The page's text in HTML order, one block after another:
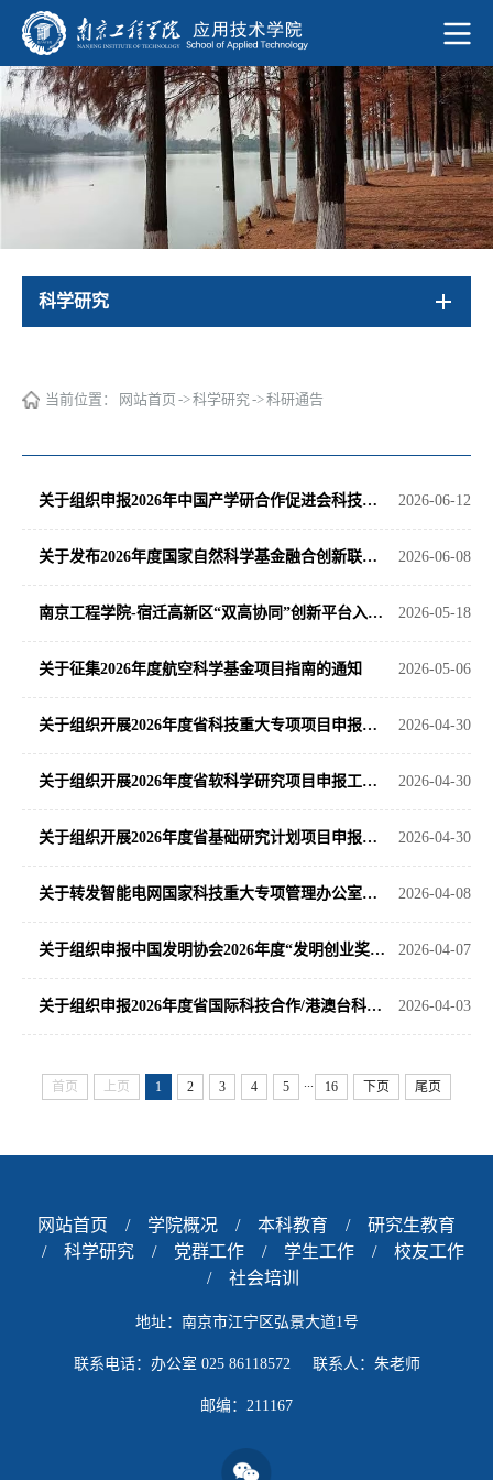
科学研究
当前位置： 网站首页 ->科学研究 ->科研通告
2026-06-12
关于组织申报2026年中国产学研合作促进会科技创新奖的通知
2026-06-08
关于发布2026年度国家自然科学基金融合创新联合基金项目指南的通告
2026-05-18
南京工程学院-宿迁高新区“双高协同”创新平台入驻团队及项目征集通知
2026-05-06
关于征集2026年度航空科学基金项目指南的通知
2026-04-30
关于组织开展2026年度省科技重大专项项目申报工作的通知
2026-04-30
关于组织开展2026年度省软科学研究项目申报工作的通知
2026-04-30
关于组织开展2026年度省基础研究计划项目申报工作的通知
2026-04-08
关于转发智能电网国家科技重大专项管理办公室征集2027年度重大研发攻关需求建议的通知
2026-04-07
关于组织申报中国发明协会2026年度“发明创业奖”的通知
2026-04-03
关于组织申报2026年度省国际科技合作/港澳台科技合作计划项目的通知
首页 上页 1 2 3 4 5 ... 16 下页 尾页
网站首页 / 学院概况 / 本科教育 /
研究生教育
/
科学研究 / 党群工作 / 学生工作 /
校友工作
/
社会培训
地址：南京市江宁区弘景大道1号
联系电话：办公室 025 86118572 联系人：朱老师
邮编：211167